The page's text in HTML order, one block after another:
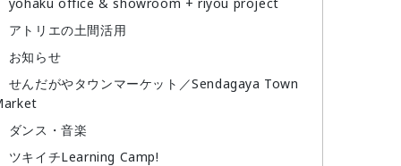
アトリエの土間活用
お知らせ
せんだがやタウンマーケット／Sendagaya Town
ダンス・音楽
ツキイチLearning Camp!